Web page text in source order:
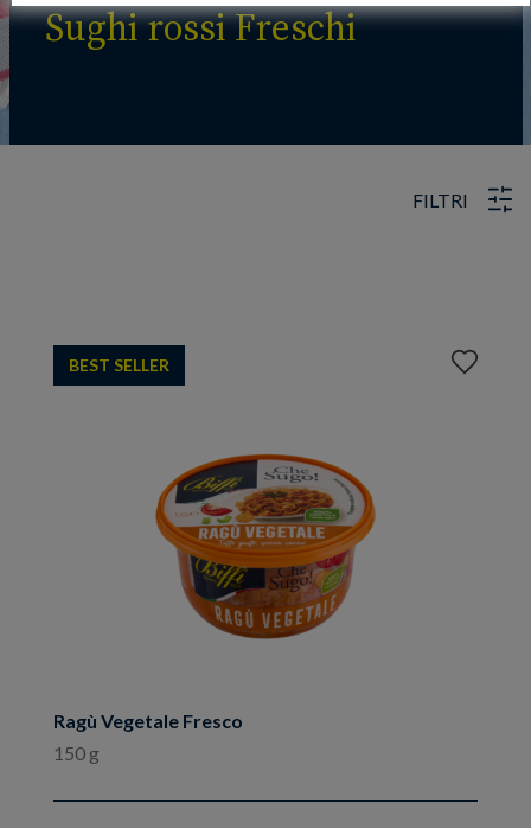
Sughi rossi Freschi
FILTRI
Ragù Vegetale Fresco
150 g
BEST SELLER
Aggiungi